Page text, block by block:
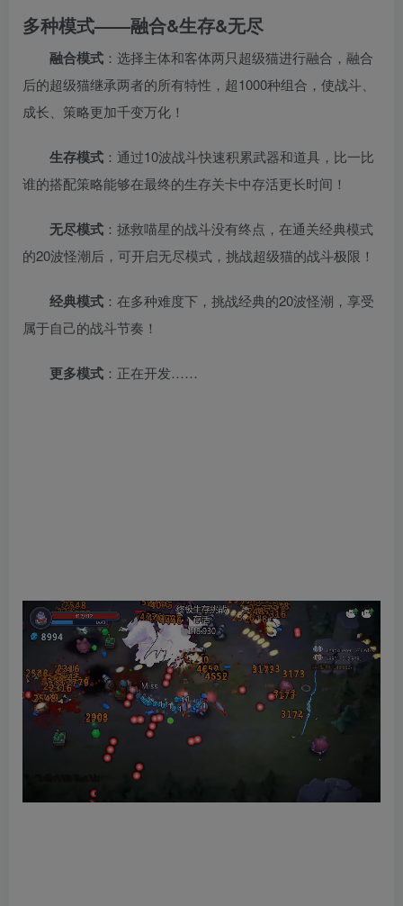
多种模式——融合&生存&无尽
融合模式 ：选择主体和客体两只超级猫进行融合，融合
后的超级猫继承两者的所有特性，超1000种组合，使战斗、
成长、策略更加千变万化！
生存模式 ：通过10波战斗快速积累武器和道具，比一比
谁的搭配策略能够在最终的生存关卡中存活更长时间！
无尽模式 ：拯救喵星的战斗没有终点，在通关经典模式
的20波怪潮后，可开启无尽模式，挑战超级猫的战斗极限！
经典模式 ：在多种难度下，挑战经典的20波怪潮，享受
属于自己的战斗节奏！
更多模式 ：正在开发……